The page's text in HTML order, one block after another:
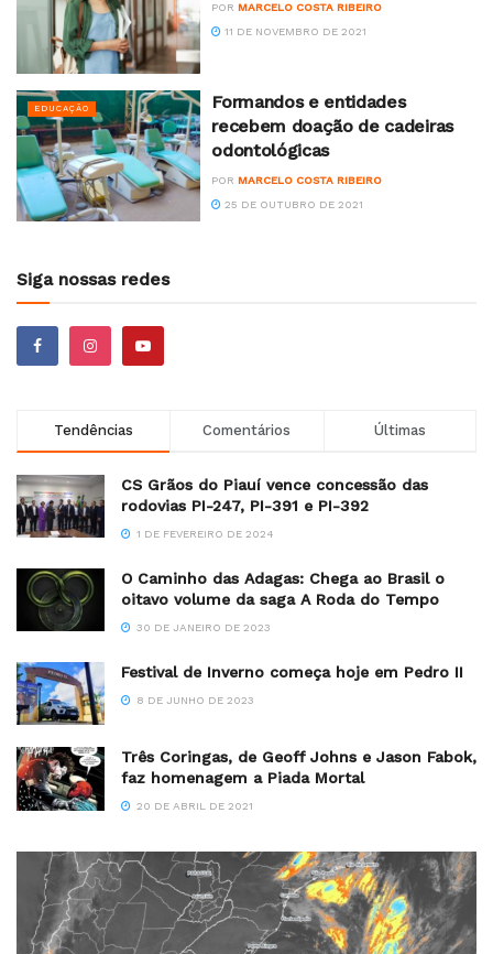
POR MARCELO COSTA RIBEIRO
11 DE NOVEMBRO DE 2021
EDUCAÇÃO
Formandos e entidades
recebem doação de cadeiras
odontológicas
POR MARCELO COSTA RIBEIRO
25 DE OUTUBRO DE 2021
Siga nossas redes
Tendências Comentários Últimas
CS Grãos do Piauí vence concessão das
rodovias PI-247, PI-391 e PI-392
1 DE FEVEREIRO DE 2024
O Caminho das Adagas: Chega ao Brasil o
oitavo volume da saga A Roda do Tempo
30 DE JANEIRO DE 2023
Festival de Inverno começa hoje em Pedro II
8 DE JUNHO DE 2023
Três Coringas, de Geoff Johns e Jason Fabok,
faz homenagem a Piada Mortal
20 DE ABRIL DE 2021